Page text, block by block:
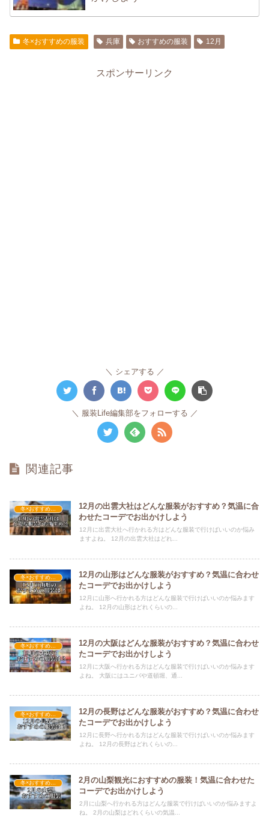
冬×おすすめの服装 兵庫 おすすめの服装 12月
スポンサーリンク
シェアする
服装Life編集部をフォローする
関連記事
冬×おすすめの服装
12月の出雲大社はどんな服装がおすすめ？気温に合
わせたコーデでお出かけしよう
12月に出雲大社へ行かれる方はどんな服装で行けばいいのか悩み
ますよね。 12月の出雲大社はどれ...
冬×おすすめの服装
12月の山形はどんな服装がおすすめ？気温に合わせ
たコーデでお出かけしよう
12月に山形へ行かれる方はどんな服装で行けばいいのか悩みます
よね。 12月の山形はどれくらいの...
冬×おすすめの服装
12月の大阪はどんな服装がおすすめ？気温に合わせ
たコーデでお出かけしよう
12月に大阪へ行かれる方はどんな服装で行けばいいのか悩みます
よね。 大阪にはユニバや道頓堀、通...
冬×おすすめの服装
12月の長野はどんな服装がおすすめ？気温に合わせ
たコーデでお出かけしよう
12月に長野へ行かれる方はどんな服装で行けばいいのか悩みます
よね。 12月の長野はどれくらいの...
冬×おすすめの服装
2月の山梨観光におすすめの服装！気温に合わせた
コーデでお出かけしよう
2月に山梨へ行かれる方はどんな服装で行けばいいのか悩みますよ
ね。 2月の山梨はどれくらいの気温...